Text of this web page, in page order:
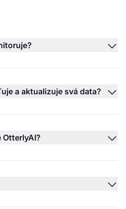
a aktualizuje svá data?